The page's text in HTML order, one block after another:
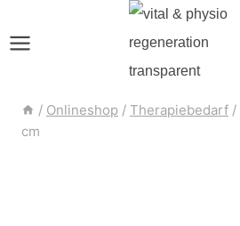
/ Onlineshop / Therapiebedarf /
cm